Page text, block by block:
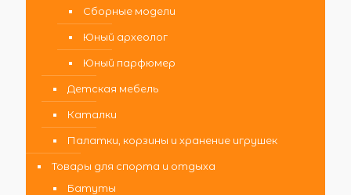
Сборные модели
Юный археолог
Юный парфюмер
Детская мебель
Каталки
Палатки, корзины и хранение игрушек
Товары для спорта и отдыха
Батуты